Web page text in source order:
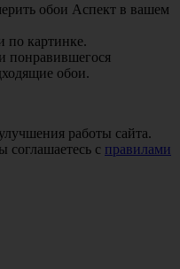
обои Аспект в вашем
по картинке.
понравившегося
обои.
работы сайта.
с правилами